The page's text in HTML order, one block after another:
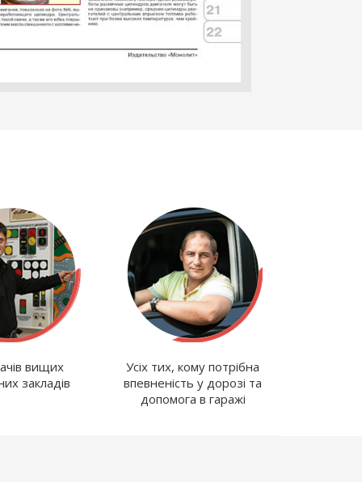
вищих
закладів
Усіх тих, кому потрібна
впевненість у дорозі та
допомога в гаражі